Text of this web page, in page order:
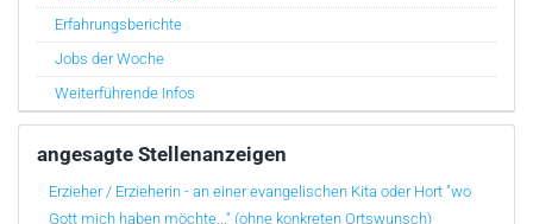
Erfahrungsberichte
Jobs der Woche
Weiterführende Infos
angesagte Stellenanzeigen
Erzieher / Erzieherin - an einer evangelischen Kita oder Hort "wo
Gott mich haben möchte..." (ohne konkreten Ortswunsch)